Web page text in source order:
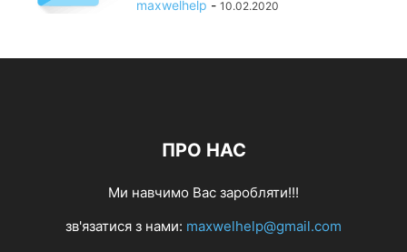
maxwelhelp - 10.02.2020
ПРО НАС
Ми навчимо Вас заробляти!!!
зв'язатися з нами: maxwelhelp@gmail.com